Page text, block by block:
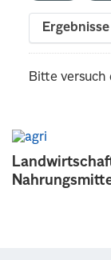
Bitte versuch